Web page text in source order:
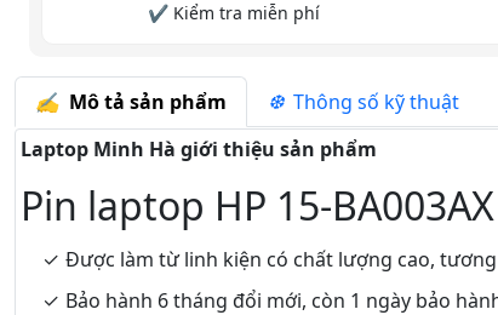
✔ Kiểm tra miễn phí
Mô tả sản phẩm Thông số kỹ thuật
Laptop Minh Hà giới thiệu sản phẩm
Pin laptop HP 15-BA003AX
Được làm từ linh kiện có chất lượng cao,
Bảo hành 6 tháng đổi mới, còn 1 ngày bảo